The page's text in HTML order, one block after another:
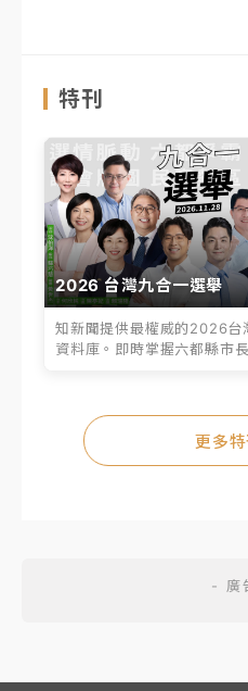
特刊
2026 台灣九合一選舉
知新聞提供最權威的2026台
資料庫。即時掌握六都縣市
更多特